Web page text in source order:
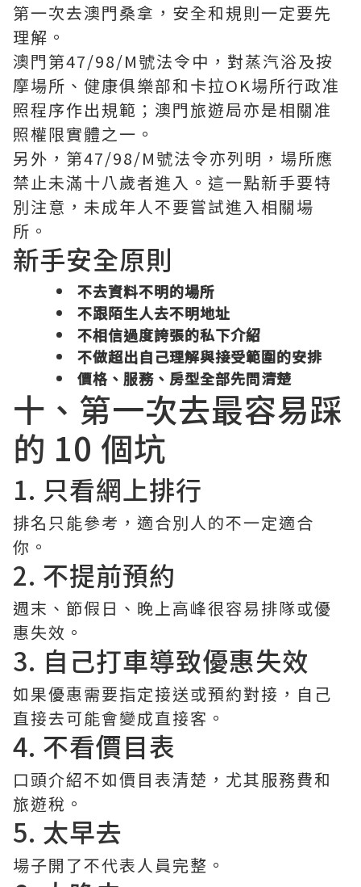
第一次去澳門桑拿，安全和規則一定要先
理解。
澳門第47/98/M號法令中，對蒸汽浴及按
摩場所、健康俱樂部和卡拉OK場所行政准
照程序作出規範；澳門旅遊局亦是相關准
照權限實體之一。
另外，第47/98/M號法令亦列明，場所應
禁止未滿十八歲者進入。這一點新手要特
別注意，未成年人不要嘗試進入相關場
所。
新手安全原則
不去資料不明的場所
不跟陌生人去不明地址
不相信過度誇張的私下介紹
不做超出自己理解與接受範圍的安排
價格、服務、房型全部先問清楚
十、第一次去最容易踩
的 10 個坑
1. 只看網上排行
排名只能參考，適合別人的不一定適合
你。
2. 不提前預約
週末、節假日、晚上高峰很容易排隊或優
惠失效。
3. 自己打車導致優惠失效
如果優惠需要指定接送或預約對接，自己
直接去可能會變成直接客。
4. 不看價目表
口頭介紹不如價目表清楚，尤其服務費和
旅遊稅。
5. 太早去
場子開了不代表人員完整。